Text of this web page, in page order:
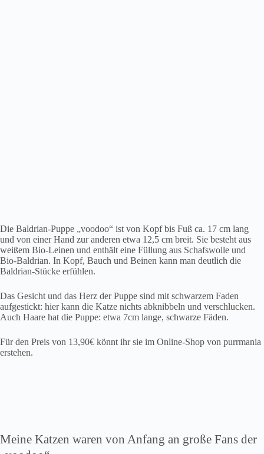
Die Baldrian-Puppe „voodoo“ ist von Kopf bis Fuß ca. 17 cm lang
und von einer Hand zur anderen etwa 12,5 cm breit. Sie besteht aus
weißem Bio-Leinen und enthält eine Füllung aus Schafswolle und
Bio-Baldrian. In Kopf, Bauch und Beinen kann man deutlich die
Baldrian-Stücke erfühlen.
Das Gesicht und das Herz der Puppe sind mit schwarzem Faden
aufgestickt: hier kann die Katze nichts abknibbeln und verschlucken.
Auch Haare hat die Puppe: etwa 7cm lange, schwarze Fäden.
Für den Preis von 13,90€ könnt ihr sie im Online-Shop von purrmania
erstehen.
Meine Katzen waren von Anfang an große Fans der